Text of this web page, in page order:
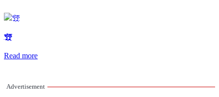
খুকু
Read more
Advertisement